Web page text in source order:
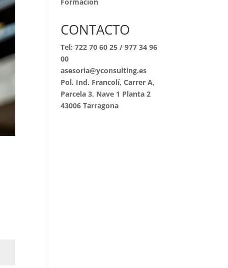
CONTACTO
Tel:722 70 60 25 /977 34 96
00
asesoria@yconsulting.es
Pol. Ind. Francolí, Carrer A,
Parcela 3, Nave 1 Planta 2
43006 Tarragona